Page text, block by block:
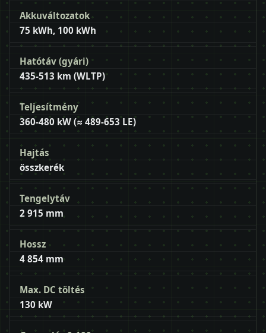
Akkuváltozatok
75 kWh, 100 kWh
Hatótáv (gyári)
435-513 km (WLTP)
Teljesítmény
360-480 kW (≈ 489-653 LE)
Hajtás
összkerék
Tengelytáv
2 915 mm
Hossz
4 854 mm
Max. DC töltés
130 kW